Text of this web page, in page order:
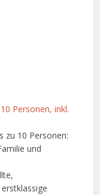
Personen, inkl.
zu 10 Personen:
und